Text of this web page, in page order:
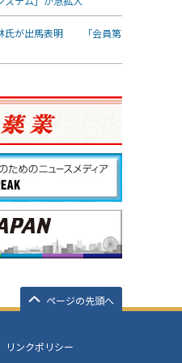
氏が出馬表明 「会員第
ページの先頭へ
リンクポリシー